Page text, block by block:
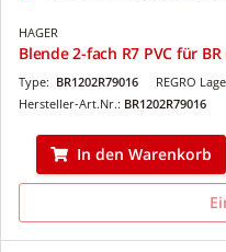
HAGER
Blende 2-fach R7 PVC für
REGRO
Type: BR1202R79016
Hersteller-Art.Nr.: BR1202R79016
In den Warenkorb